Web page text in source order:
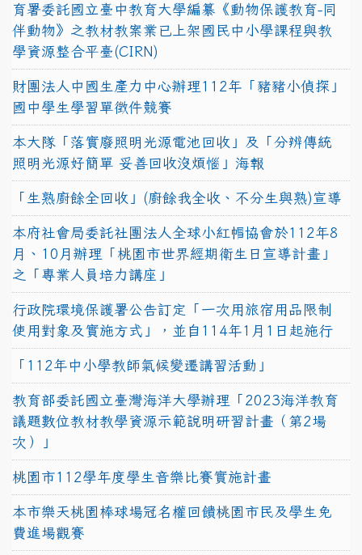
育署委託國立臺中教育大學編纂《動物保護教育-同
伴動物》之教材教案業已上架國民中小學課程與教
學資源整合平臺(CIRN)
財團法人中國生產力中心辦理112年「豬豬小偵探」
國中學生學習單徵件競賽
本大隊「落實廢照明光源電池回收」及「分辨傳統
照明光源好簡單 妥善回收沒煩惱」海報
「生熟廚餘全回收」(廚餘我全收、不分生與熟)宣導
本府社會局委託社團法人全球小紅帽協會於112年8
月、10月辦理「桃園市世界經期衛生日宣導計畫」
之「專業人員培力講座」
行政院環境保護署公告訂定「一次用旅宿用品限制
使用對象及實施方式」，並自114年1月1日起施行
「112年中小學教師氣候變遷講習活動」
教育部委託國立臺灣海洋大學辦理「2023海洋教育
議題數位教材教學資源示範說明研習計畫（第2場
次）」
桃園市112學年度學生音樂比賽實施計畫
本市樂天桃園棒球場冠名權回饋桃園市民及學生免
費進場觀賽